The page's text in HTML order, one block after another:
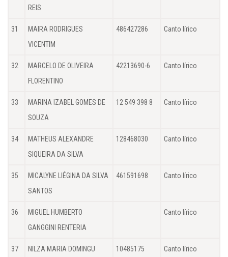
REIS
31
MAIRA RODRIGUES
VICENTIM
486427286 Canto lírico
32
MARCELO DE OLIVEIRA
FLORENTINO
42213690-6 Canto lírico
33
MARINA IZABEL GOMES DE
SOUZA
12 549 398 8 Canto lírico
34
MATHEUS ALEXANDRE
SIQUEIRA DA SILVA
128468030 Canto lírico
35
MICALYNE LIÉGINA DA SILVA
SANTOS
461591698 Canto lírico
36
MIGUEL HUMBERTO
GANGGINI RENTERIA
Canto lírico
37 NILZA MARIA DOMINGU 10485175 Canto lírico